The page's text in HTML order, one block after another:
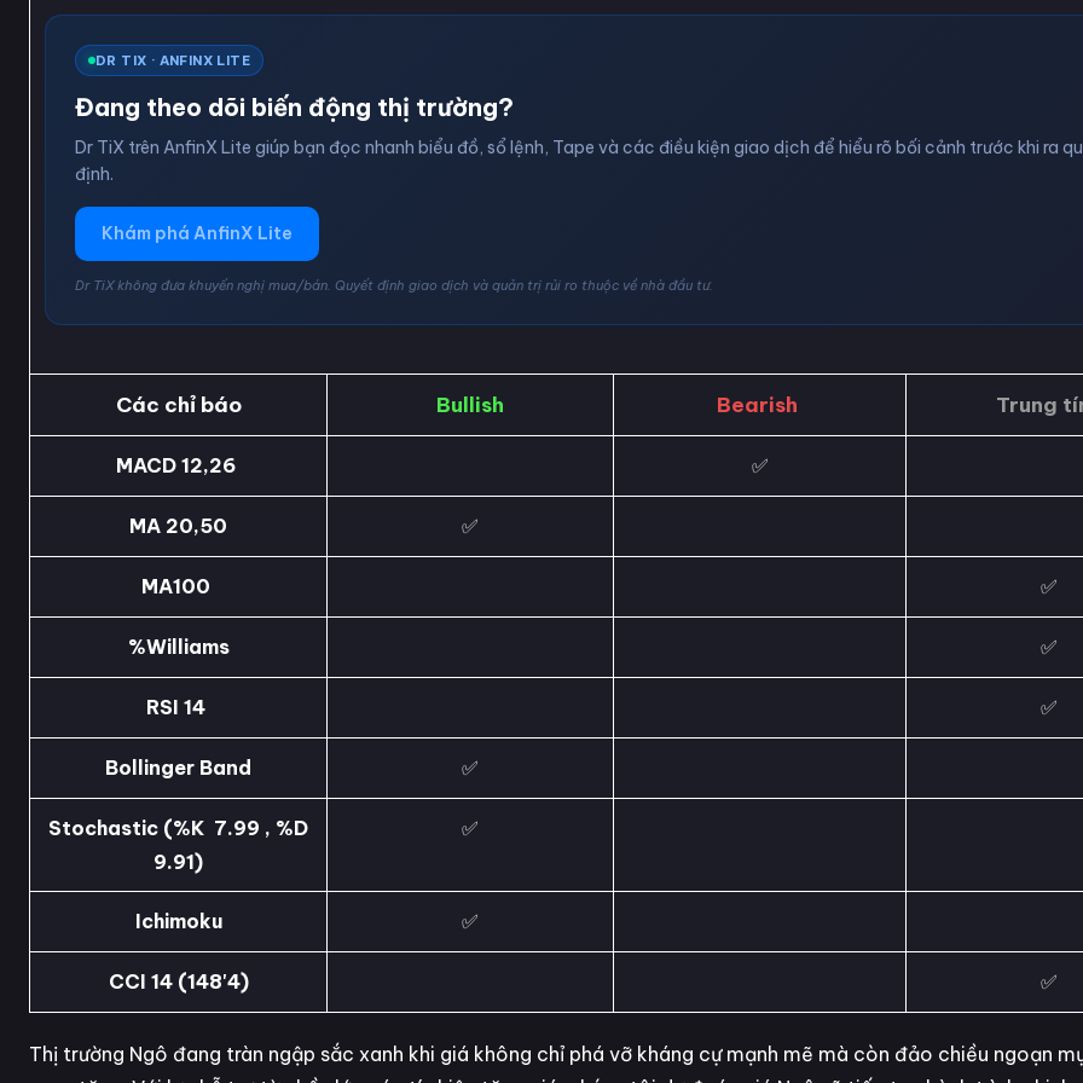
DR TIX · ANFINX LITE
Đang theo dõi biến động thị trường?
Dr TiX trên AnfinX Lite giúp bạn đọc nhanh biểu đồ, sổ lệnh, Tape và các điều kiện giao dịch để hiểu rõ bối cảnh trước khi ra
định.
Khám phá AnfinX Lite
Dr TiX không đưa khuyến nghị mua/bán. Quyết định giao dịch và quản trị rủi ro thuộc về nhà đầu tư.
Các chỉ báo Bullish Bearish Trung
MACD 12,26 ✅
MA 20,50 ✅
MA100 ✅
%Williams ✅
RSI 14 ✅
Bollinger Band ✅
Stochastic (%K 7.99 , %D
9.91)
✅
Ichimoku ✅
CCI 14 (148'4) ✅
Thị trường Ngô đang tràn ngập sắc xanh khi giá không chỉ phá vỡ kháng cự mạnh mẽ mà còn đảo chiều ngoạn